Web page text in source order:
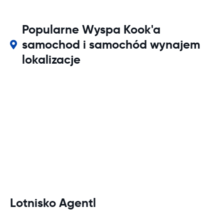
Popularne Wyspa Kook'a
samochod i samochód wynajem
lokalizacje
Lotnisko Agentl